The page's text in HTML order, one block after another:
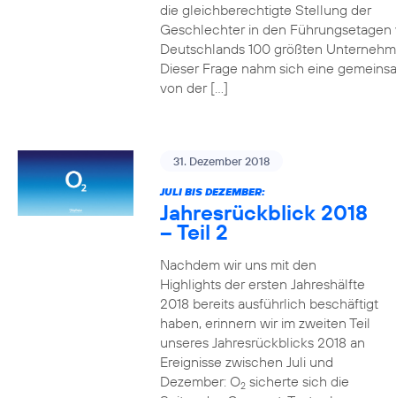
die gleichberechtigte Stellung der
Geschlechter in den Führungsetagen
Deutschlands 100 größten
Dieser Frage nahm sich eine
von der […]
31. Dezember 2018
JULI BIS DEZEMBER:
Jahresrückblick 2018
– Teil 2
Nachdem wir uns mit den
Highlights der ersten Jahreshälfte
2018 bereits ausführlich beschäftigt
haben, erinnern wir im zweiten Teil
unseres Jahresrückblicks 2018 an
Ereignisse zwischen Juli und
Dezember: O2sicherte sich die